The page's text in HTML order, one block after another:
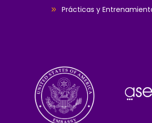
Prácticas y